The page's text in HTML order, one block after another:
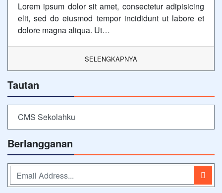
Lorem ipsum dolor sit amet, consectetur adipisicing
elit, sed do eiusmod tempor incididunt ut labore et
dolore magna aliqua. Ut…
SELENGKAPNYA
Tautan
CMS Sekolahku
Berlangganan